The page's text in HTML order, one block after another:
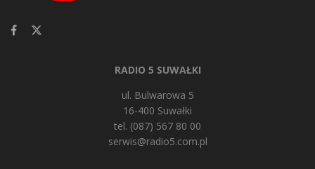
RADIO 5 SUWAŁKI
ul. Bulwarowa 5
16-400 Suwałki
tel. (087) 567 80 00
serwis@radio5.com.pl